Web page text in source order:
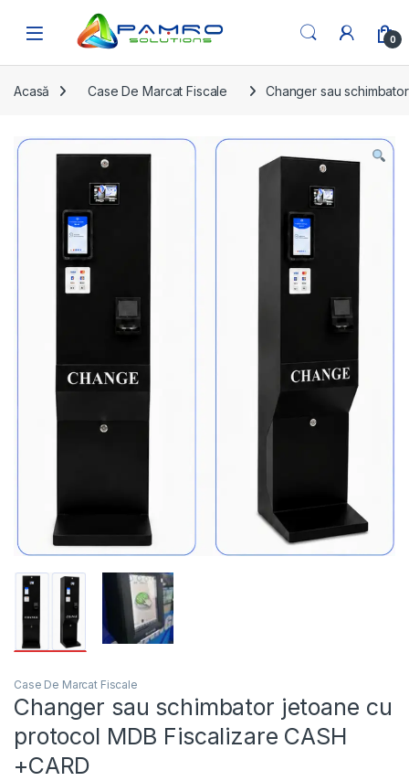
Skip to navigation
Open 0
Acasă Case De Marcat Fiscale Changer sau
Case De Marcat Fiscale
Changer sau schimbator jetoane cu
protocol MDB Fiscalizare CASH
+CARD